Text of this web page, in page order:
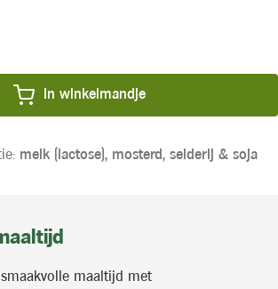
In winkelmandje
melk (lactose), mosterd, selderij & soja
smaakvolle maaltijd met